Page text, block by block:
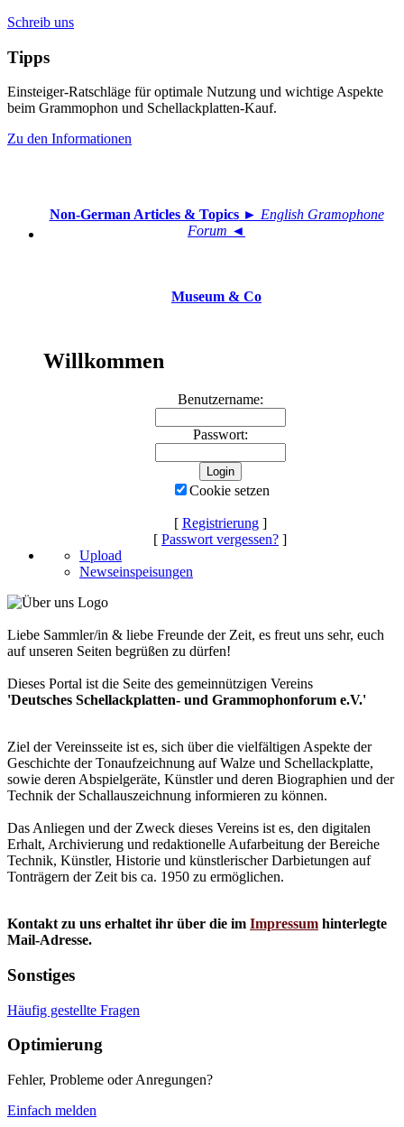
Schreib uns
Tipps
Einsteiger-Ratschläge für optimale Nutzung und wichtige Aspekte
beim Grammophon und Schellackplatten-Kauf.
Zu den Informationen
Non-German Articles & Topics► English Gramophone
Forum ◄
Museum & Co
Willkommen
Benutzername:
Passwort:
Cookie setzen
[ Registrierung]
[ Passwort vergessen? ]
Upload
Newseinspeisungen
Liebe Sammler/in & liebe Freunde der Zeit, es freut uns sehr, euch
auf unseren Seiten begrüßen zu dürfen!
Dieses Portal ist die Seite des gemeinnützigen Vereins
'Deutsches Schellackplatten- und Grammophonforum e.V.'
Ziel der Vereinsseite ist es, sich über die vielfältigen Aspekte der
Geschichte der Tonaufzeichnung auf Walze und Schellackplatte,
sowie deren Abspielgeräte, Künstler und deren Biographien und der
Technik der Schallauszeichnung informieren zu können.
Das Anliegen und der Zweck dieses Vereins ist es, den digitalen
Erhalt, Archivierung und redaktionelle Aufarbeitung der Bereiche
Technik, Künstler, Historie und künstlerischer Darbietungen auf
Tonträgern der Zeit bis ca. 1950 zu ermöglichen.
Kontakt zu uns erhaltet ihr über die im Impressum hinterlegte
Mail-Adresse.
Sonstiges
Häufig gestellte Fragen
Optimierung
Fehler, Probleme oder Anregungen?
Einfach melden